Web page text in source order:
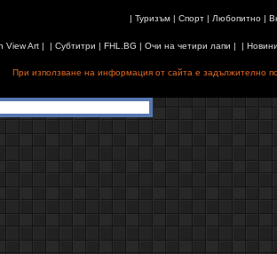
| Туризъм| Спорт| Любопитно|
View Art| | Субтитри | FHL.BG | Очи на четири лапи | |
При използване на информация от сайта е задължително